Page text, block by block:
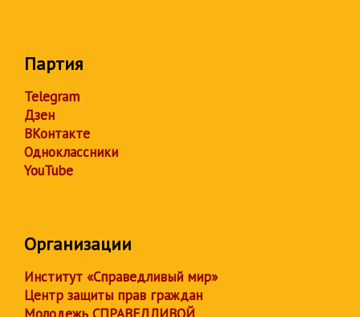
Партия
Telegram
Дзен
ВКонтакте
Одноклассники
YouTube
Организации
Институт «Справедливый мир»
Центр защиты прав граждан